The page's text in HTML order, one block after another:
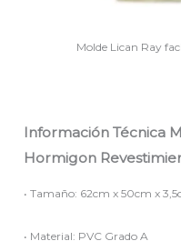
Molde Lican Ray
Información Técnica
Hormigon
• Tamaño: 62cm x 50cm x
• Material: PVC Grado A